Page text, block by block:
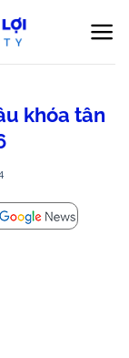
khóa tân